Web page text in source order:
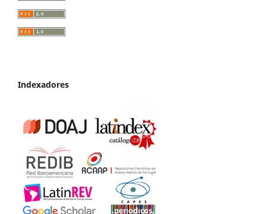
Indexadores